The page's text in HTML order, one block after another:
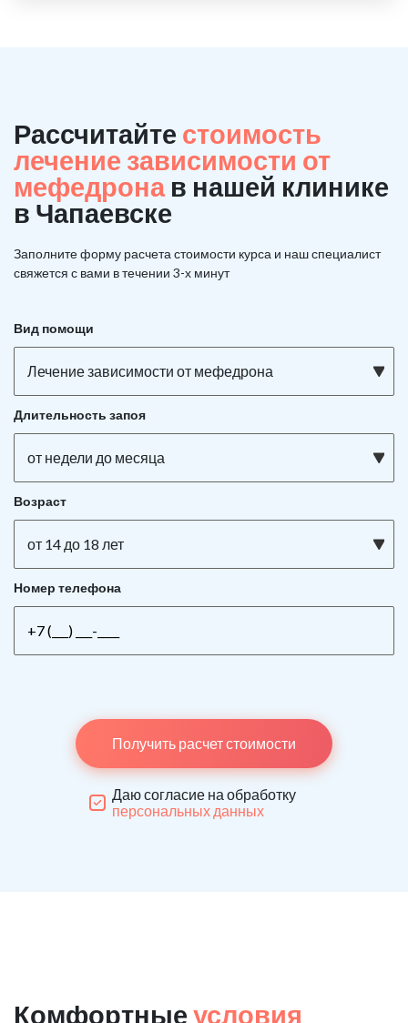
Рассчитайте стоимость
лечение зависимости от
мефедрона в нашей клинике
в Чапаевске
Заполните форму расчета стоимости курса и наш специалист
свяжется с вами в течении 3-х минут
Вид помощи
Лечение зависимости от мефедрона
Длительность запоя
от недели до месяца
Возраст
от 14 до 18 лет
Номер телефона
Получить расчет стоимости
Даю согласие на обработку
персональных данных
Комфортные условия